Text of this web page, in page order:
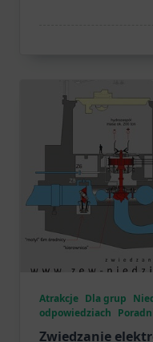
Atrakcje Dla grup
odpowiedziach
Zwiedzanie